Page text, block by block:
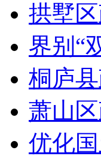
拱墅
界别“
桐庐
萧山
优化